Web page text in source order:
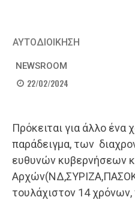
ΑΥΤΟΔΙΟΙΚΗΣΗ
NEWSROOM
22/02/2024
Πρόκειται για άλλο ένα
παράδειγμα, των
ευθυνών κυβερνήσεων
τουλάχιστον 14